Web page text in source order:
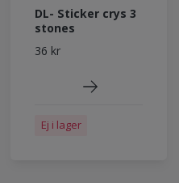
DL- Sticker crys 3
stones
36 kr
Ej i lager